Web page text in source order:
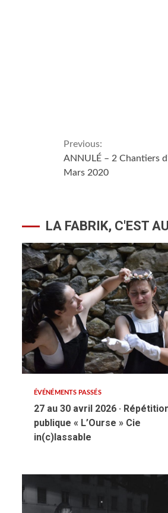
Previous:
ANNULÉ – 2 Chantiers
Mars 2020
LA FABRIK, C'EST
ÉVÉNÉMENTS PASSÉS
27 au 30 avril 2026 ·
publique « L’Ourse » Cie
in(c)lassable